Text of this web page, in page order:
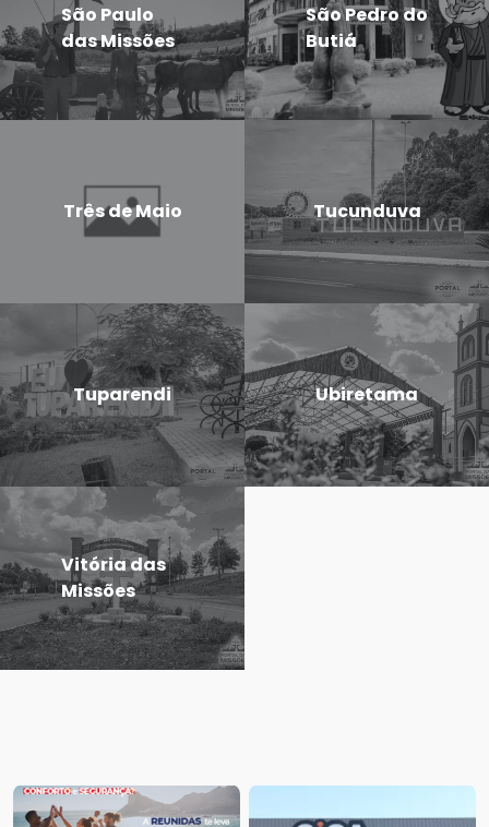
São Paulo
das Missões
São Pedro do
Butiá
Três de Maio Tucunduva
Tuparendi Ubiretama
Vitória das
Missões